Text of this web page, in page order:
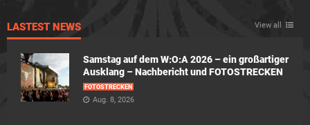
LASTEST NEWS View all
Samstag auf dem W:O:A 2026 – ein großartiger
Ausklang – Nachbericht und FOTOSTRECKEN
FOTOSTRECKEN
Aug. 8, 2026